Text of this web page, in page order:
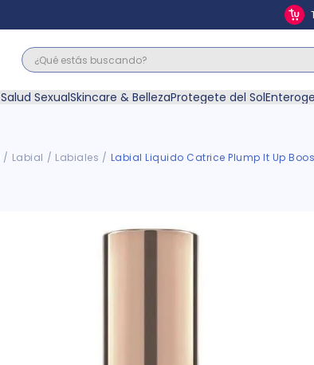
¿Qué estás buscando?
Salud SexualSkincare & BellezaProtegete del Sol
Labial Labiales Labial Liquido Catrice Plump It Up
Términos Más Buscados
3
4
mounjaro
.
pañales